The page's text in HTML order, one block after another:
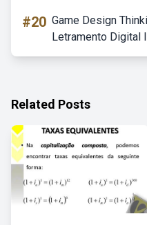
#20 Game Design
Letramento Digital
Related Posts